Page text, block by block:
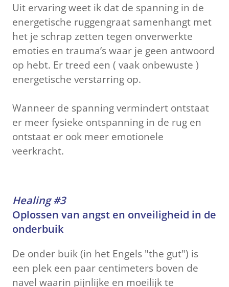
Uit ervaring weet ik dat de spanning in de
energetische ruggengraat samenhangt met
het je schrap zetten tegen onverwerkte
emoties en trauma’s waar je geen antwoord
op hebt. Er treed een ( vaak onbewuste )
energetische verstarring op.
Wanneer de spanning vermindert ontstaat
er meer fysieke ontspanning in de rug en
ontstaat er ook meer emotionele
veerkracht.
Healing #3
Oplossen van angst en onveiligheid in de
onderbuik
De onder buik (in het Engels "the gut") is
een plek een paar centimeters boven de
navel waarin pijnlijke en moeilijk te